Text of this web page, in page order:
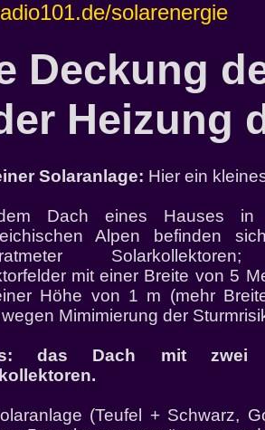
solarenergie
Deckung
Heizung
Solaranlage: Hier ein
Dach eines Hauses in
Alpen befinden
mit einer Breite von 5
Höhe von 1 m (mehr
Mimimierung der
das Dach mit zwei
(Teufel + Schwarz,